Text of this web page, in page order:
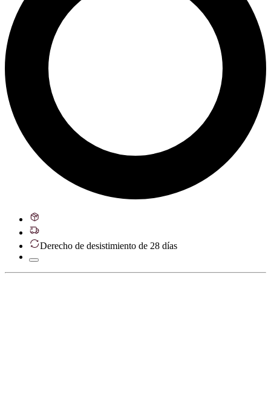
Derecho de desistimiento de 28 días